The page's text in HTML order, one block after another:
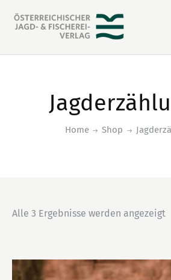
Home Shop
Alle 3 Ergebnisse werden angezeigt